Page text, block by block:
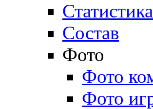
Состав
Фото
Фото
Фото